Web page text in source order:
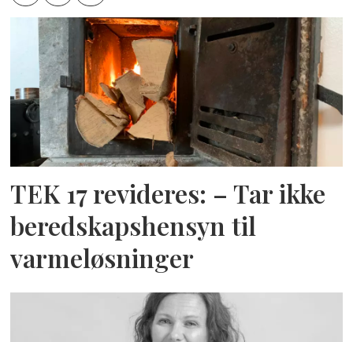
TEK 17 revideres: – Tar ikke
beredskapshensyn til
varmeløsninger